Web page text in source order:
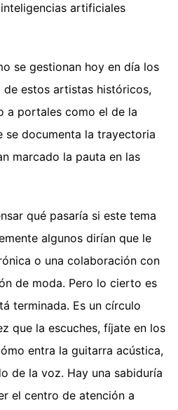
artificiales
se gestionan hoy en día los
de estos artistas históricos,
a portales como el de la
se documenta la trayectoria
marcado la pauta en las
qué pasaría si este tema
algunos dirían que le
o una colaboración con
de moda. Pero lo cierto es
terminada. Es un círculo
que la escuches, fíjate en los
entra la guitarra acústica,
de la voz. Hay una sabiduría
el centro de atención a